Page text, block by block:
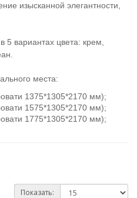
изысканной элегантности,
5 вариантах цвета: крем,
места:
1375*1305*2170 мм);
1575*1305*2170 мм);
1775*1305*2170 мм);
Показать: